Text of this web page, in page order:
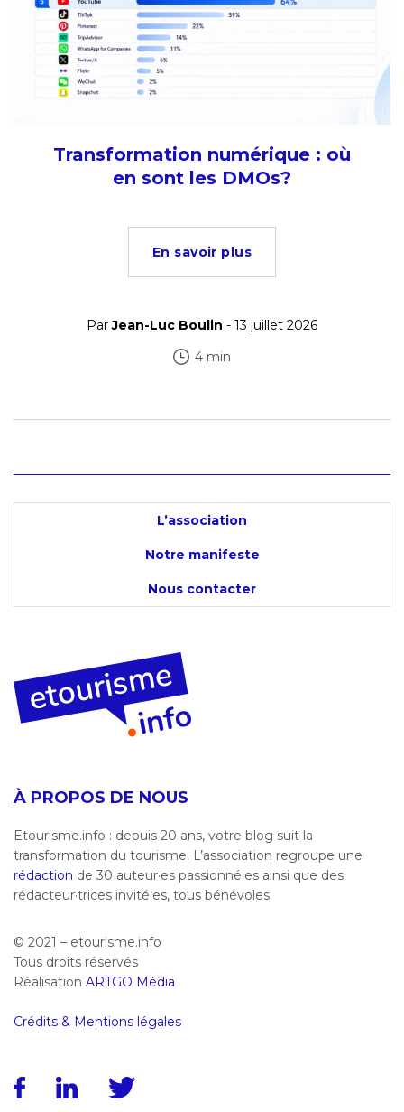
Transformation numérique : où
en sont les DMOs?
En savoir plus
ParJean-Luc Boulin - 13 juillet 2026
4 min
L’association
Notre manifeste
Nous contacter
À PROPOS DE NOUS
Etourisme.info : depuis 20 ans, votre blog suit la
transformation du tourisme. L’association regroupe une
rédaction de 30 auteur·es passionné·es ainsi que des
rédacteur·trices invité·es, tous bénévoles.
© 2021 – etourisme.info
Tous droits réservés
Réalisation ARTGO Média
Crédits & Mentions légales